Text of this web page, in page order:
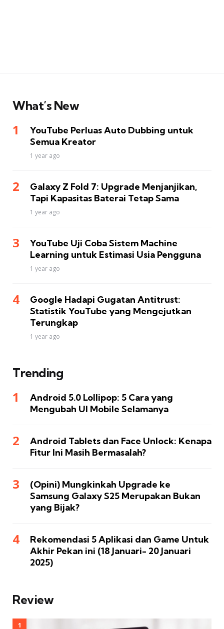
What’s New
YouTube Perluas Auto Dubbing untuk
Semua Kreator
1 year ago
Galaxy Z Fold 7: Upgrade Menjanjikan,
Tapi Kapasitas Baterai Tetap Sama
1 year ago
YouTube Uji Coba Sistem Machine
Learning untuk Estimasi Usia Pengguna
1 year ago
Google Hadapi Gugatan Antitrust:
Statistik YouTube yang Mengejutkan
Terungkap
1 year ago
Trending
Android 5.0 Lollipop: 5 Cara yang
Mengubah UI Mobile Selamanya
Android Tablets dan Face Unlock: Kenapa
Fitur Ini Masih Bermasalah?
(Opini) Mungkinkah Upgrade ke
Samsung Galaxy S25 Merupakan Bukan
yang Bijak?
Rekomendasi 5 Aplikasi dan Game Untuk
Akhir Pekan ini (18 Januari- 20 Januari
2025)
Review